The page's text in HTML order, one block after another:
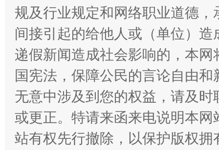
规及行业规定和网络职业道德
间接引起的给他人或（单位）
递假新闻造成社会影响的，本
国宪法，保障公民的言论自由
无意中涉及到您的权益，请及
或更正。特请来函来电说明本
站有权先行撤除，以保护版权